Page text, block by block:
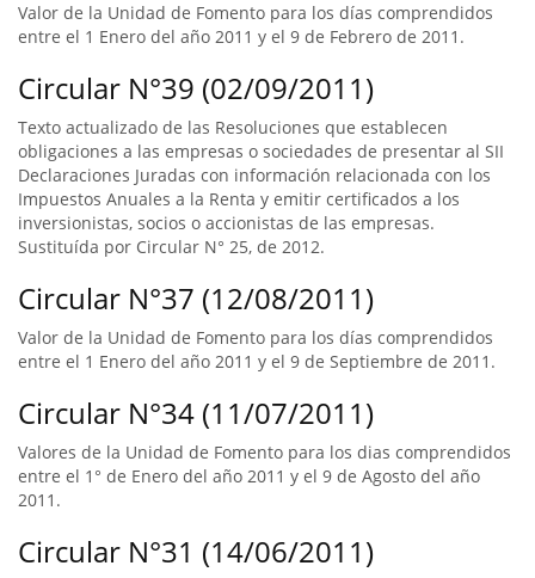
Valor de la Unidad de Fomento para los días comprendidos
entre el 1 Enero del año 2011 y el 9 de Febrero de 2011.
Circular N°39 (02/09/2011)
Texto actualizado de las Resoluciones que establecen
obligaciones a las empresas o sociedades de presentar al SII
Declaraciones Juradas con información relacionada con los
Impuestos Anuales a la Renta y emitir certificados a los
inversionistas, socios o accionistas de las empresas.
Sustituída por Circular N° 25, de 2012.
Circular N°37 (12/08/2011)
Valor de la Unidad de Fomento para los días comprendidos
entre el 1 Enero del año 2011 y el 9 de Septiembre de 2011.
Circular N°34 (11/07/2011)
Valores de la Unidad de Fomento para los dias comprendidos
entre el 1° de Enero del año 2011 y el 9 de Agosto del año
2011.
Circular N°31 (14/06/2011)